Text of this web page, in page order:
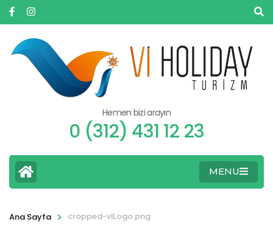
Hemen bizi arayın
0 (312) 431 12 23
MENU
Ana Sayfa > cropped-viLogo.png